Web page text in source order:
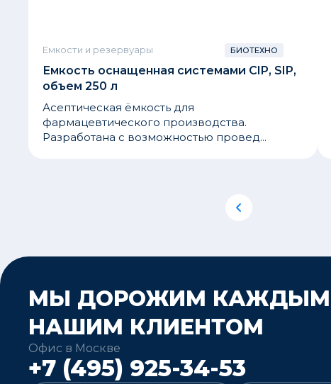
Емкости и резервуары БИОТЕХНО
Емкость оснащенная системами CIP, SIP,
объем 250 л
Асептическая ёмкость для
фармацевтического производства.
Разработана с возможностью провед...
МЫ ДОРОЖИМ КАЖДЫМ
НАШИМ КЛИЕНТОМ
Офис в Москве
+7 (495) 925-34-53